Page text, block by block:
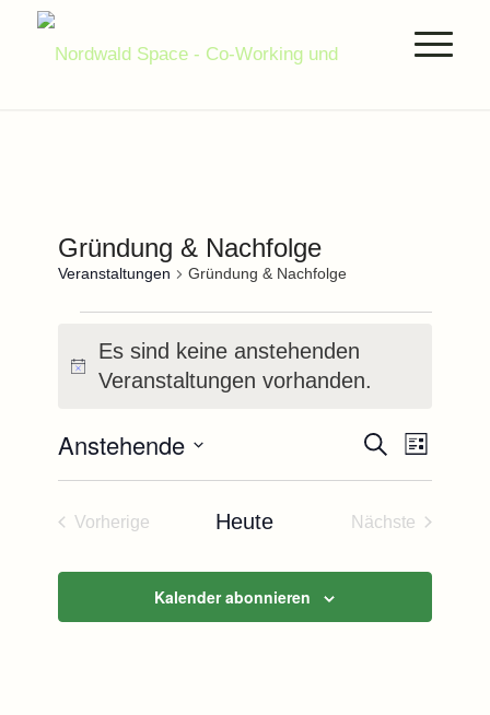
Gründung & Nachfolge
Veranstaltungen Gründung & Nachfolge
Hinweis
Es sind keine anstehenden
Veranstaltungen vorhanden.
Suche
Ansichten,
Navigation
Suche
Liste
Anstehende
Datum
Vorherige
Heute
Nächste
Kalender abonnieren